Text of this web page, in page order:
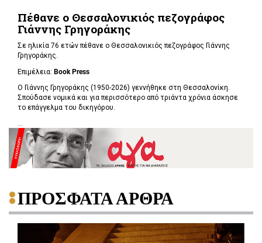
Πέθανε ο Θεσσαλονικιός πεζογράφος
Γιάννης Γρηγοράκης
Σε ηλικία 76 ετών πέθανε ο Θεσσαλονικιός πεζογράφος Γιάννης
Γρηγοράκης.
Επιμέλεια: Book Press
Ο Γιάννης Γρηγοράκης (1950-2026) γεννήθηκε στη Θεσσαλονίκη.
Σπούδασε νομικά και για περισσότερο από τριάντα χρόνια άσκησε
το επάγγελμα του δικηγόρου.
...
ΠΡΟΣΦΑΤΑ ΑΡΘΡΑ